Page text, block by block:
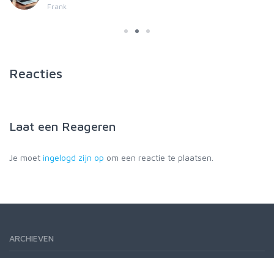
Frank
Reacties
Laat een Reageren
Je moet ingelogd zijn op om een reactie te plaatsen.
ARCHIEVEN